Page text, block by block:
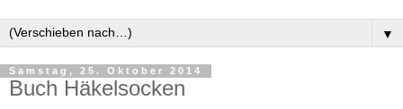
▼
Samstag, 25. Oktober 2014
Buch Häkelsocken